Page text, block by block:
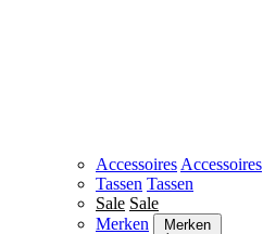
Accessoires Accessoires
Tassen Tassen
Sale Sale
Merken
Merken